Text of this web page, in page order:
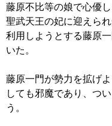
藤原不比等の娘で心優
聖武天王の妃に迎えら
利用しようとする藤原
いた。
藤原一門が勢力を拡げ
しても邪魔であり、つ
う。